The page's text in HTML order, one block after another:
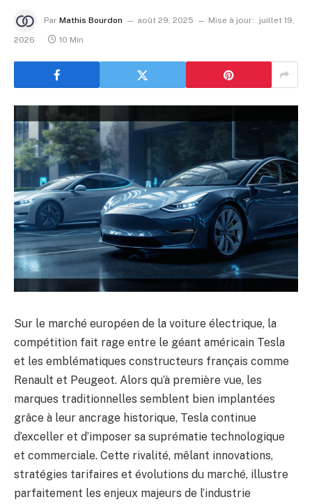
Par Mathis Bourdon août 29, 2025 Mise à jour:
juillet 19,
2026
10 Min
Sur le marché européen de la voiture électrique, la
compétition fait rage entre le géant américain Tesla
et les emblématiques constructeurs français comme
Renault et Peugeot. Alors qu’à première vue, les
marques traditionnelles semblent bien implantées
grâce à leur ancrage historique, Tesla continue
d’exceller et d’imposer sa suprématie technologique
et commerciale. Cette rivalité, mêlant innovations,
stratégies tarifaires et évolutions du marché, illustre
parfaitement les enjeux majeurs de l’industrie